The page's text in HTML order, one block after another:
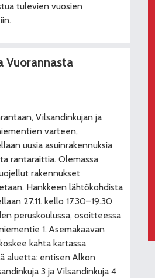
tulevien vuosien
Vuorannasta
Vilsandinkujan ja
varteen,
uusia asuinrakennuksia
rantaraittia. Olemassa
rakennukset
Hankkeen lähtökohdista
27.11. kello 17.30–19.30
peruskoulussa, osoitteessa
1. Asemakaavan
kahta kartassa
aluetta: entisen Alkon
3 ja Vilsandinkuja 4